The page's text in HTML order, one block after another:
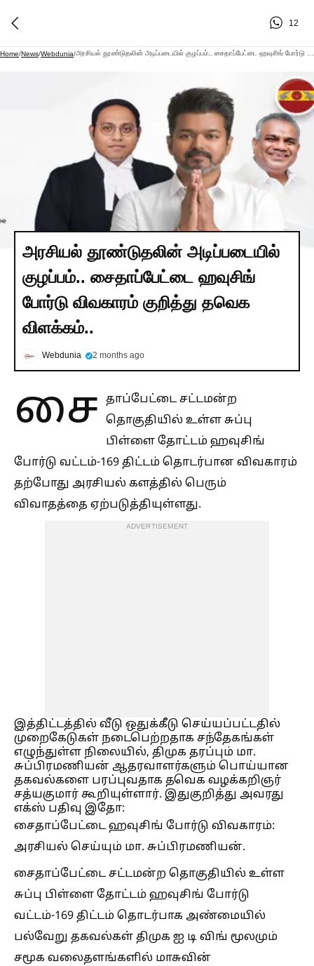
12
Home/News/Webdunia/
அரசியல் தூண்டுதலின் அடிப்படையில்
குழப்பம்.. சைதாப்பேட்டை ஹவுசிங்
போர்டு விவகாரம் குறித்து தவெக
விளக்கம்..
Webdunia 2 months ago
சை தாப்பேட்டை சட்டமன்ற
தொகுதியில் உள்ள சுப்பு
பிள்ளை தோட்டம் ஹவுசிங்
போர்டு வட்டம்-169 திட்டம் தொடர்பான விவகாரம்
தற்போது அரசியல் களத்தில் பெரும்
விவாதத்தை ஏற்படுத்தியுள்ளது.
ADVERTISEMENT
இத்திட்டத்தில் வீடு ஒதுக்கீடு செய்யப்பட்டதில்
முறைகேடுகள் நடைபெற்றதாக சந்தேகங்கள்
எழுந்துள்ள நிலையில், திமுக தரப்பும் மா.
சுப்பிரமணியன் ஆதரவாளர்களும் பொய்யான
தகவல்களை பரப்புவதாக தவெக வழக்கறிஞர்
சத்யகுமார் கூறியுள்ளார். இதுகுறித்து அவரது
எக்ஸ் பதிவு இதோ:
சைதாப்பேட்டை ஹவுசிங் போர்டு விவகாரம்:
அரசியல் செய்யும் மா. சுப்பிரமணியன்.
சைதாப்பேட்டை சட்டமன்ற தொகுதியில் உள்ள
சுப்பு பிள்ளை தோட்டம் ஹவுசிங் போர்டு
வட்டம்-169 திட்டம் தொடர்பாக அண்மையில்
பல்வேறு தகவல்கள் திமுக ஐ டி விங் மூலமும்
சமூக வலைதளங்களில் மாசுவின்